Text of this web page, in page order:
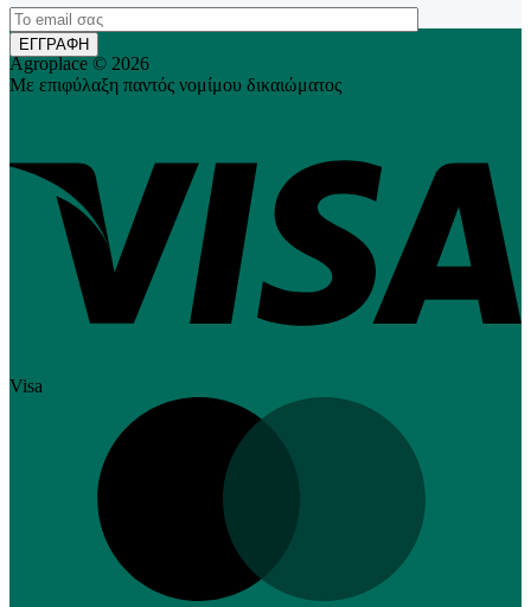
Agroplace © 2026
Με επιφύλαξη παντός νομίμου δικαιώματος
Visa